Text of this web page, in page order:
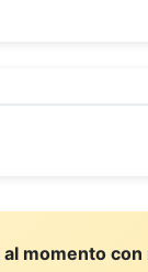
momento